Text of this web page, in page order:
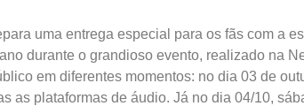
uma entrega especial para os fãs com a
durante o grandioso evento, realizado na
em diferentes momentos: no dia 03 de
as plataformas de áudio. Já no dia 04/10,